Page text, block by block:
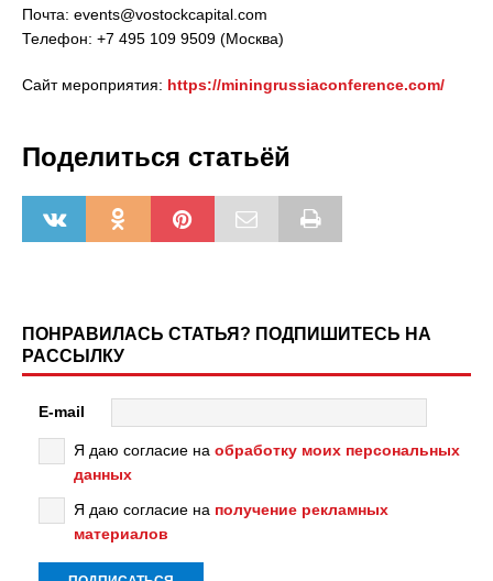
Почта: events@vostockcapital.com
Телефон: +7 495 109 9509 (Москва)
Сайт мероприятия: https://miningrussiaconference.com/
Поделиться статьёй
ПОНРАВИЛАСЬ СТАТЬЯ? ПОДПИШИТЕСЬ НА
РАССЫЛКУ
E-mail
Я даю согласие на обработку моих персональных
данных
Я даю согласие на получение рекламных
материалов